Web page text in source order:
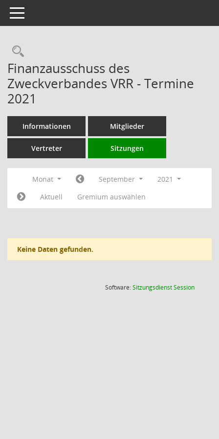
Toggle navigation
Rechercheauswahl
Finanzausschuss des
Zweckverbandes VRR - Termine
2021
Informationen Mitglieder
Vertreter Sitzungen
Monat September
2021
Aktuell
Gremium auswählen
Keine Daten gefunden.
Software:SitzungsdienstSession(Wird in